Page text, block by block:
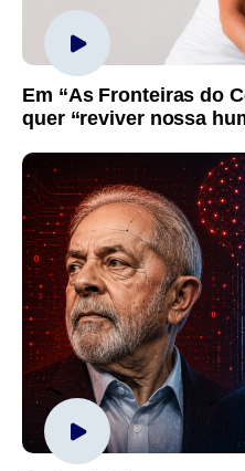
Em “As Fronteiras do
quer “reviver nossa